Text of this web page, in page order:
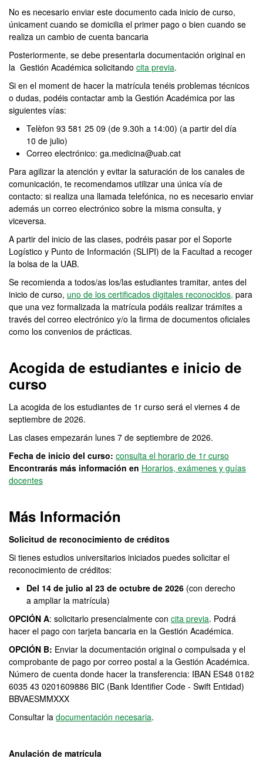
No es necesario enviar este documento cada inicio de curso,
únicament cuando se domicilia el primer pago o bien cuando se
realiza un cambio de cuenta bancaria
Posteriormente, se debe presentarla documentación original en
la Gestión Académica solicitando cita previa.
Si en el moment de hacer la matrícula tenéis problemas técnicos
o dudas, podéis contactar amb la Gestión Académica por las
siguientes vías:
Telèfon 93 581 25 09 (de 9.30h a 14:00) (a partir del día
10 de julio)
Correo electrónico: ga.medicina@uab.cat
Para agilizar la atención y evitar la saturación de los canales de
comunicación, te recomendamos utilizar una única vía de
contacto: si realiza una llamada telefónica, no es necesario enviar
además un correo electrónico sobre la misma consulta, y
viceversa.
A partir del inicio de las clases, podréis pasar por el Soporte
Logístico y Punto de Información (SLIPI) de la Facultad a recoger
la bolsa de la UAB.
Se recomienda a todos/as los/las estudiantes tramitar, antes del
inicio de curso, uno de los certificados digitales reconocidos, para
que una vez formalizada la matrícula podáis realizar trámites a
través del correo electrónico y/o la firma de documentos oficiales
como los convenios de prácticas.
Acogida de estudiantes e inicio de
curso
La acogida de los estudiantes de 1r curso será el viernes 4 de
septiembre de 2026.
Las clases empezarán lunes 7 de septiembre de 2026.
Fecha de inicio del curso: consulta el horario de 1r curso
Encontrarás más información en Horarios, exámenes y guías
docentes
Más Información
Solicitud de reconocimiento de créditos
Si tienes estudios universitarios iniciados puedes solicitar el
reconocimiento de créditos:
Del 14 de julio al 23 de octubre de 2026 (con derecho
a ampliar la matrícula)
OPCIÓN A: solicitarlo presencialmente con cita previa. Podrá
hacer el pago con tarjeta bancaria en la Gestión Académica.
OPCIÓN B: Enviar la documentación original o compulsada y el
comprobante de pago por correo postal a la Gestión Académica.
Número de cuenta donde hacer la transferencia: IBAN ES48 0182
6035 43 0201609886 BIC (Bank Identifier Code - Swift Entidad)
BBVAESMMXXX
Consultar la documentación necesaria.
Anulación de matrícula